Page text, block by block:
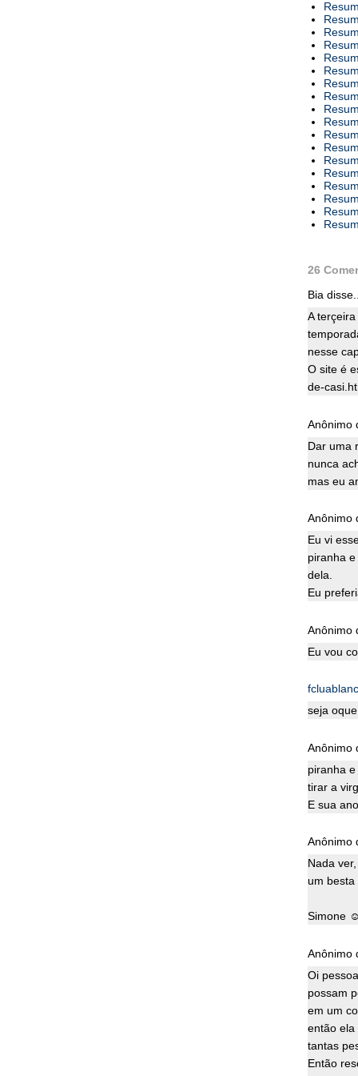
26
Bia
A
nesse
O site é
de-
Anônimo
Dar uma
nunca
mas eu
Anônimo
Eu vi
piranha
dela.
Eu
Anônimo
Eu vou
seja
Anônimo
piranha
tirar a
E sua
Anônimo
Nada
um
Simone
Anônimo
Oi
possam
em um
então ela
tantas
Então